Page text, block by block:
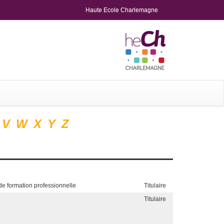
Haute Ecole Charlemagne
V W X Y Z
formation professionnelle
Titulaire
Titulaire